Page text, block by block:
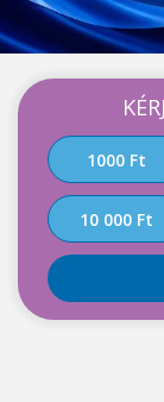
1000 Ft
10 000 Ft